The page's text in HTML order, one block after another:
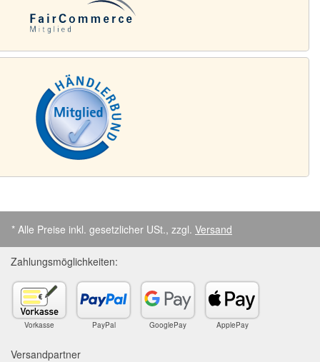
* Alle Preise inkl. gesetzlicher USt., zzgl. Versand
Zahlungsmöglichkeiten:
Vorkasse PayPal GooglePay ApplePay
Versandpartner